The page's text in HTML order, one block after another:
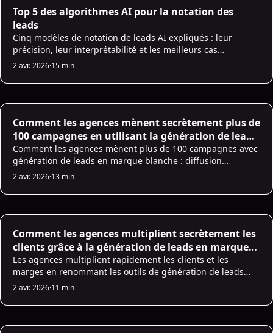
AI Lead Scoring
Top 5 des algorithmes AI pour la notation des
leads
Cinq modèles de notation de leads AI expliqués : leur
précision, leur interprétabilité et les meilleurs cas
d'utilisation de B2B pour aider à prioriser les leads à forte
2 avr. 2026·15 min
AI Prospecting
Comment les agences mènent secrètement plus de
100 campagnes en utilisant la génération de leads
en marque blanche (et gardent les clients
satisfaits)
Comment les agences mènent plus de 100 campagnes avec
génération de leads en marque blanche : diffusion
automatisée de LinkedIn/e-mail, synchronisation CRM,
2 avr. 2026·13 min
AI Prospecting
Comment les agences multiplient secrètement les
clients grâce à la génération de leads en marque
blanche
Les agences multiplient rapidement les clients et les
marges en renommant les outils de génération de leads
basés sur AI au lieu de créer des logiciels.
2 avr. 2026·11 min